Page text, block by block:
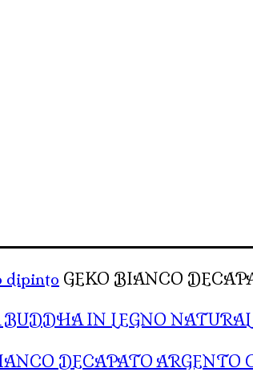
dipinto GEKO BIANCO
IN LEGNO
DECAPATO ARGENTO